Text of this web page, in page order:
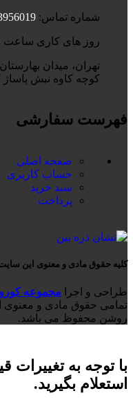
شماره تماس:
روز های کاری ساعت ۹ تا 18
تهران، میدان
کوچه کاوه نبش پاساژ
فهرست سفارشی
صفحه اصلی
حساب کاربری
سبد خرید
پرداخت
کلیه حقوق مادی و معنوی این سایت
طراحی و اجرا مجموعه
تمامی حقوق مادی و معنوی
روشن محفوظ می باشد.
با توجه به تغییرات
استعلام بگیرید.